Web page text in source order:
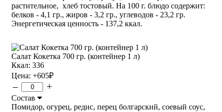
растительное, хлеб тостовый. На 100 г. блюдо содержит:
белков - 4,1 гр., жиров - 3,2 гр., углеводов - 23,2 гр.
Энергетическая ценность - 137,2 ккал.
Салат Кокетка 700 гр. (контейнер 1 л)
Ккал: 336
Цена: +605₽
– +
Состав
Помидор, огурец, редис, перец болгарский, соевый соус,